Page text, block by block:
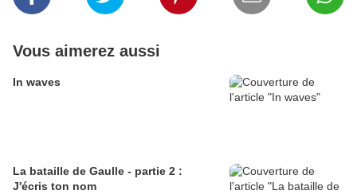
Vous aimerez aussi
In waves
La bataille de Gaulle - partie 2 :
J'écris ton nom